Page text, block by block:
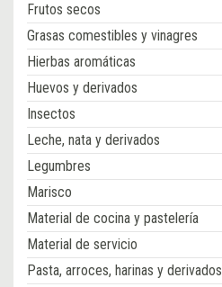
Frutos secos
Grasas comestibles y vinagres
Hierbas aromáticas
Huevos y derivados
Insectos
Leche, nata y derivados
Legumbres
Marisco
Material de cocina y pastelería
Material de servicio
Pasta, arroces, harinas y derivados